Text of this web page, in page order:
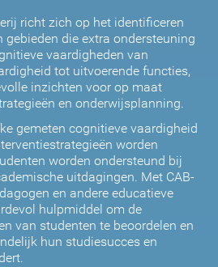
richt zich op het identificeren
gebieden die extra ondersteuning
vaardigheden van
tot uitvoerende functies,
inzichten voor op maat
en onderwijsplanning.
gemeten cognitieve vaardigheid
worden
worden ondersteund bij
uitdagingen. Met CAB-
en andere educatieve
hulpmiddel om de
van studenten te beoordelen en
hun studiesucces en